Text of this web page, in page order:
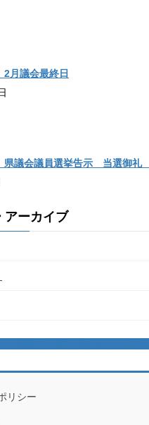
月議会最終日
県議会議員選挙告示 当選御礼
アーカイブ
リシー